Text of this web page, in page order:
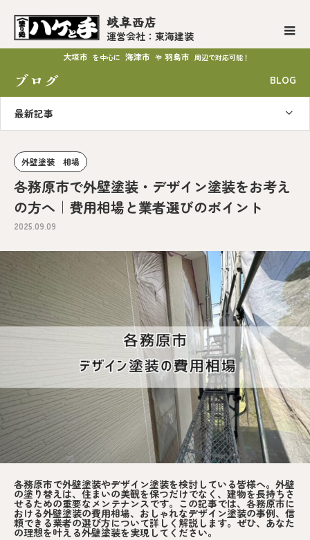
岐阜西店
運営会社：東海建装
大垣市 を中心に 海津市 や 羽島市 周辺で対応可能！
ブログ BLOG
最新記事
外壁塗装 相場
各務原市で外壁塗装・デザイン塗装をお考え
の方へ｜費用相場と業者選びのポイント
2025.09.09
各務原市で外壁塗装やデザイン塗装を検討している皆様へ。外壁
の塗り替えは、住まいの美観を保つだけでなく、建物を長持ちさ
せるための重要なメンテナンスです。この記事では、各務原市に
おける外壁塗装の費用相場、おしゃれなデザイン塗装の事例、信
頼できる業者の選び方について詳しく解説します。ぜひ、あなた
の理想を叶える外壁塗装を実現してください。